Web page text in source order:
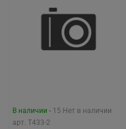
В наличии - 15 Нет в наличии
арт. T433-2